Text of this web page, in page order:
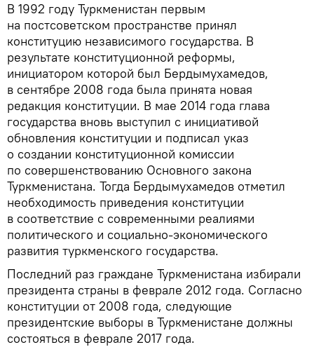
В 1992 году Туркменистан первым
на постсоветском пространстве принял
конституцию независимого государства. В
результате конституционной реформы,
инициатором которой был Бердымухамедов,
в сентябре 2008 года была принята новая
редакция конституции. В мае 2014 года глава
государства вновь выступил с инициативой
обновления конституции и подписал указ
о создании конституционной комиссии
по совершенствованию Основного закона
Туркменистана. Тогда Бердымухамедов отметил
необходимость приведения конституции
в соответствие с современными реалиями
политического и социально-экономического
развития туркменского государства.
Последний раз граждане Туркменистана избирали
президента страны в феврале 2012 года. Согласно
конституции от 2008 года, следующие
президентские выборы в Туркменистане должны
состояться в феврале 2017 года.